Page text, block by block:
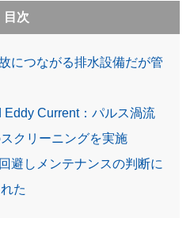
目次
につながる排水設備だが管
Current：パルス渦流
クリーニングを実施
避しメンテナンスの判断に
た